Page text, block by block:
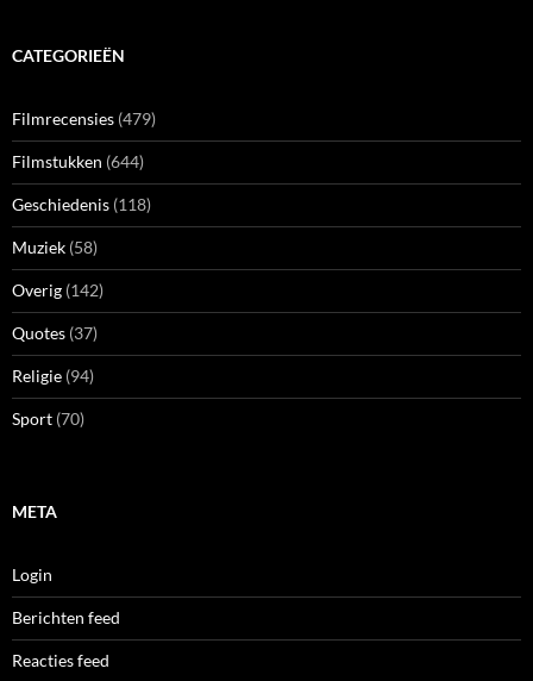
CATEGORIEËN
Filmrecensies (479)
Filmstukken (644)
Geschiedenis (118)
Muziek (58)
Overig (142)
Quotes (37)
Religie (94)
Sport (70)
META
Login
Berichten feed
Reacties feed